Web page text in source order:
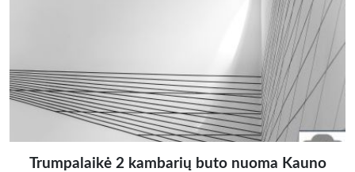
Trumpalaikė 2 kambarių buto nuoma Kauno